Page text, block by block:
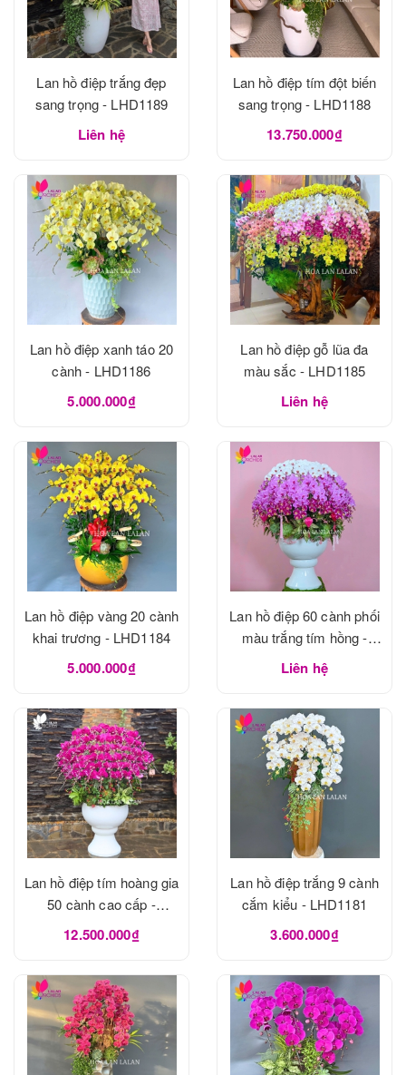
Lan hồ điệp trắng đẹp
sang trọng - LHD1189
Liên hệ
Lan hồ điệp tím đột biến
sang trọng - LHD1188
13.750.000₫
Lan hồ điệp xanh táo 20
cành - LHD1186
5.000.000₫
Lan hồ điệp gỗ lũa đa
màu sắc - LHD1185
Liên hệ
Lan hồ điệp vàng 20 cành
khai trương - LHD1184
5.000.000₫
Lan hồ điệp 60 cành phối
màu trắng tím hồng -
LHD1183
Liên hệ
Lan hồ điệp tím hoàng gia
50 cành cao cấp -
LHD1182
12.500.000₫
Lan hồ điệp trắng 9 cành
cắm kiểu - LHD1181
3.600.000₫